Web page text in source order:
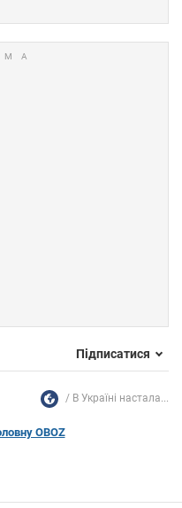
Підписатися
В Україні настала...
OBOZ